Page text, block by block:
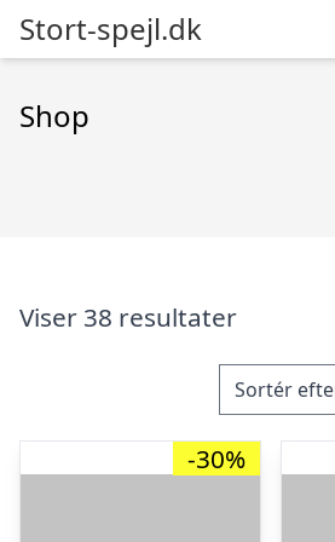
Stort-spejl.dk
Shop
Viser 38 resultater
-30%